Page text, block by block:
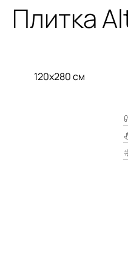
Плитка
120x280 см